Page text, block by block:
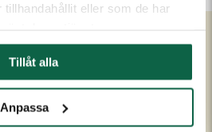
eller som de har
Tillåt alla
Anpassa
Kundservice
Kontakta oss
FAQ